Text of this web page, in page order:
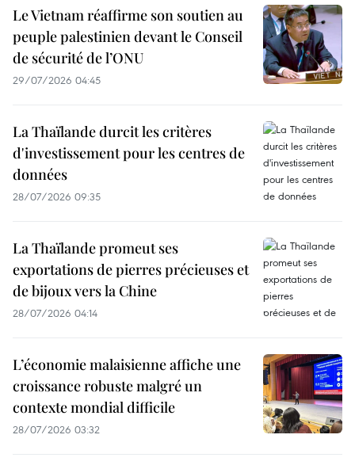
Le Vietnam réaffirme son soutien au
peuple palestinien devant le Conseil
de sécurité de l’ONU
29/07/2026 04:45
La Thaïlande durcit les critères
d'investissement pour les centres de
données
28/07/2026 09:35
La Thaïlande promeut ses
exportations de pierres précieuses et
de bijoux vers la Chine
28/07/2026 04:14
L’économie malaisienne affiche une
croissance robuste malgré un
contexte mondial difficile
28/07/2026 03:32